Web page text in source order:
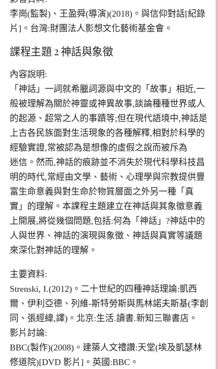
李崗(監製)、王盈舜(導演)(2018)。與信仰對話[紀錄
片]。台灣:財團法人影想文化藝術基金會。
課程主題 2 神話與象徵
內容說明:
「神話」一詞就希臘詞源與中文的「故事」相近,一
般被理解為關於神靈或神異故事,談論種種世界或人
的起源、超常之人的事蹟等;但在現代語境中,神話是
上古各民族面對生活現象的各種解釋,相對於科學的
經驗實證,常被認為是想像的虛假之說而被斥為
迷信。然而,神話的痕跡並不消失於現代科學科技昌
明的時代,常經由文學、藝術、心理學與宗教提供豐
富生命意義與對生命於物質層面之外另一種「真
實」的理解。本課程主題建立在神話與其象徵意義
上開展,將從幾個問題,包括:何為「神話」?神話中的
人與世界、神話的演現與象徵、神話與真實等議題
來深化對神話的理解。
主要資料:
Strenski, I.(2012)。二十世紀的四種神話理論:凱西
爾、伊利亞德、列維-斯特勞斯與馬林諾夫斯基(李創
同、張經緯,譯)。北京:生活.讀書.新知三聯書店。
影片討論:
BBC(製作)(2008)。建築人文禮讚:天堂(埃及凱瑟林
修道院)[DVD 影片]。英國:BBC。